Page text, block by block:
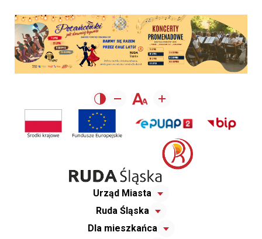
Urząd Miasta
Ruda Śląska
Dla mieszkańca